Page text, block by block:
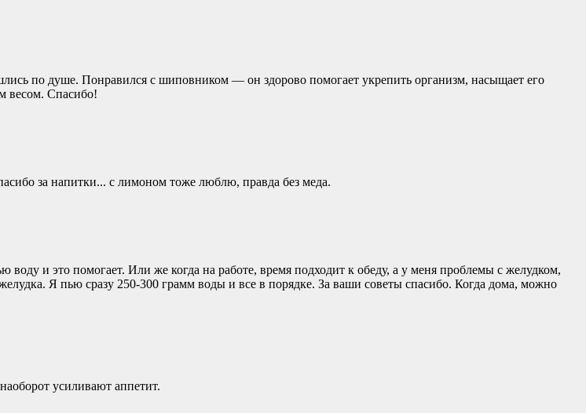
по душе. Понравился с шиповником — он здорово помогает укрепить организм, насыщает его
весом. Спасибо!
за напитки... с лимоном тоже люблю, правда без меда.
и это помогает. Или же когда на работе, время подходит к обеду, а у меня проблемы с желудком,
Я пью сразу 250-300 грамм воды и все в порядке. За ваши советы спасибо. Когда дома, можно
усиливают аппетит.